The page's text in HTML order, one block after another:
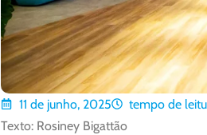
11 de junho, 2025 tempo de
Texto: Rosiney Bigattão